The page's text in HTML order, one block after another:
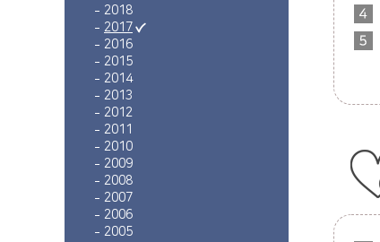
2018
2017
2016
2015
2014
2013
2012
2011
2010
2009
2008
2007
2006
2005